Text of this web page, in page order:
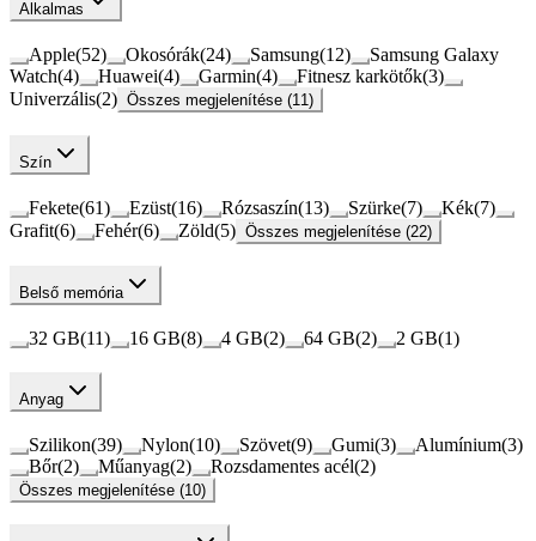
Alkalmas
Apple(52) Okosórák(24) Samsung(12)
Samsung Galaxy
Watch(4) Huawei(4) Garmin(4) Fitnesz karkötők(3)
Univerzális(2) Összes megjelenítése (11)
Szín
Fekete(61) Ezüst(16) Rózsaszín(13) Szürke(7) Kék(7)
Grafit(6) Fehér(6) Zöld(5) Összes megjelenítése (22)
Belső memória
32 GB(11) 16 GB(8) 4 GB(2) 64 GB(2) 2 GB(1)
Anyag
Szilikon(39) Nylon(10) Szövet(9) Gumi(3) Alumínium(3)
Bőr(2) Műanyag(2) Rozsdamentes acél(2)
Összes megjelenítése (10)